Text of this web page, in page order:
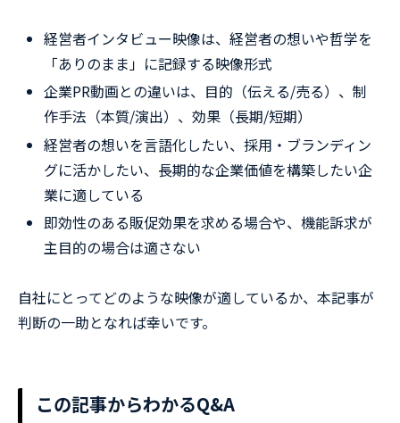
経営者インタビュー映像は、経営者の想いや哲学を
「ありのまま」に記録する映像形式
企業PR動画との違いは、目的（伝える/売る）、制
作手法（本質/演出）、効果（長期/短期）
経営者の想いを言語化したい、採用・ブランディン
グに活かしたい、長期的な企業価値を構築したい企
業に適している
即効性のある販促効果を求める場合や、機能訴求が
主目的の場合は適さない
自社にとってどのような映像が適しているか、本記事が
判断の一助となれば幸いです。
この記事からわかるQ&A